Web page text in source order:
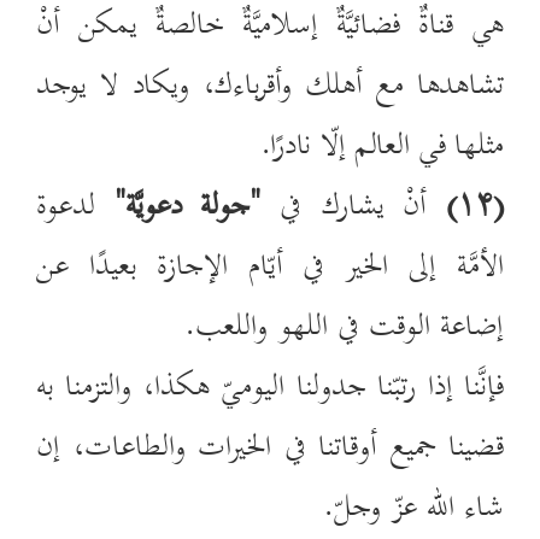
هي قناةٌ فضائيَّةٌ إسلاميَّةٌ خالصةٌ يمكن أنْ
تشاهدها مع أهلك وأقرباءك، ويكاد لا يوجد
مثلها في العالم إلّا نادرًا.
(۱۴) أنْ يشارك في "جولة دعويَّة" لدعوة
الأمَّة إلى الخير في أيّام الإجازة بعيدًا عن
إضاعة الوقت في اللهو واللعب.
فإنَّنا إذا رتبّنا جدولنا اليوميّ هكذا، والتزمنا به
قضينا جميع أوقاتنا في الخيرات والطاعات، إن
شاء الله عزّ وجلّ.